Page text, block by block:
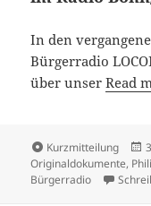
In den
Bürgerradio
über unserRead
Format
Kurzmitteilung
Originaldokumente,
Bürgerradio